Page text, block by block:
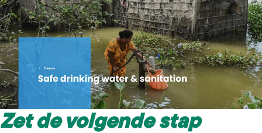
Zet de volgende stap